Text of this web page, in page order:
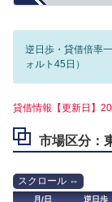
逆日歩・貸借倍率
ォルト45日）
貸借情報【更新日】
市場区分：
月/日 逆日歩